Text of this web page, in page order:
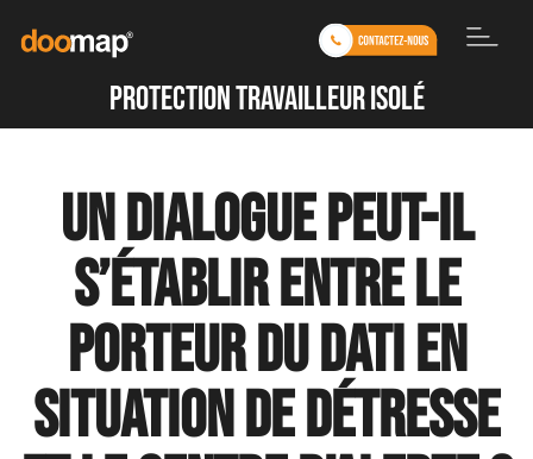
protection travailleur isolé
Un dialogue peut-il
s’établir entre le
porteur du DATI en
situation de détresse